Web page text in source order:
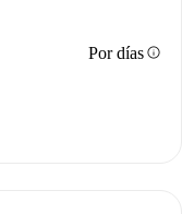
Por díasinfo